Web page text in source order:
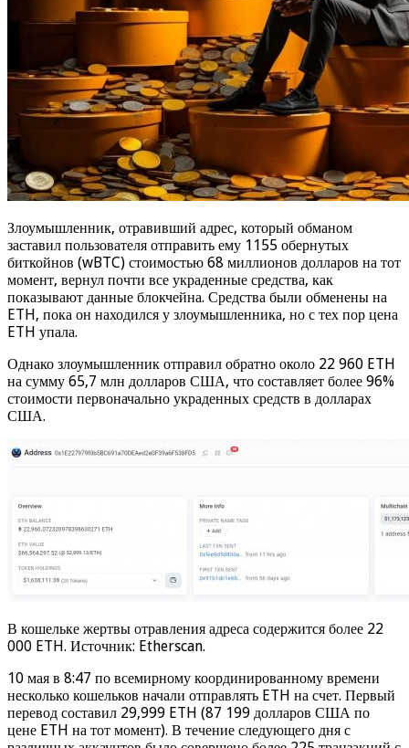
Злоумышленник, отравивший адрес, который обманом
заставил пользователя отправить ему 1155 обернутых
биткойнов (wBTC) стоимостью 68 миллионов долларов на тот
момент, вернул почти все украденные средства, как
показывают данные блокчейна. Средства были обменены на
ETH, пока он находился у злоумышленника, но с тех пор цена
ETH упала.
Однако злоумышленник отправил обратно около 22 960 ETH
на сумму 65,7 млн долларов США, что составляет более 96%
стоимости первоначально украденных средств в долларах
США.
В кошельке жертвы отравления адреса содержится более 22
000 ETH. Источник: Etherscan.
10 мая в 8:47 по всемирному координированному времени
несколько кошельков начали отправлять ETH на счет. Первый
перевод составил 29,999 ETH (87 199 долларов США по
цене ETH на тот момент). В течение следующего дня с